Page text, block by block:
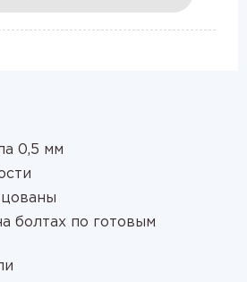
0,5 мм
болтах по готовым